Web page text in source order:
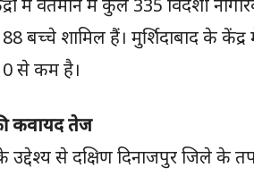
में वर्तमान में कुल 335 विदेशी
बच्चे शामिल हैं। मुर्शिदाबाद के
से कम है।
कवायद तेज
से दक्षिण दिनाजपुर जिले के